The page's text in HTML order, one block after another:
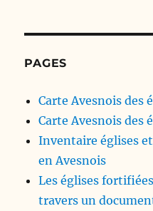
PAGES
Carte Avesnois des
Carte Avesnois des
Inventaire églises
en Avesnois
Les églises
travers un